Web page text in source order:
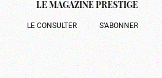
LE MAGAZINE PRESTIGE
LE CONSULTER S’ABONNER